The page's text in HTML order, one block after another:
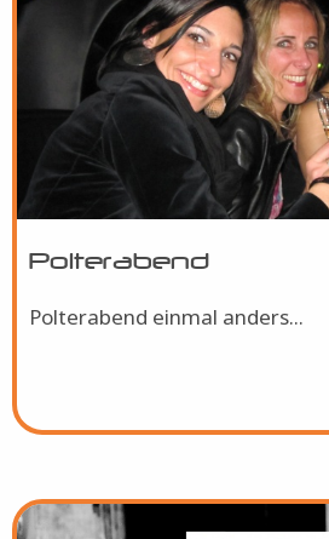
Polterabend
Polterabend einmal anders...
Bild